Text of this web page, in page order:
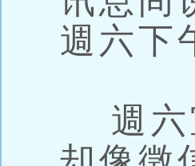
週六下
週六